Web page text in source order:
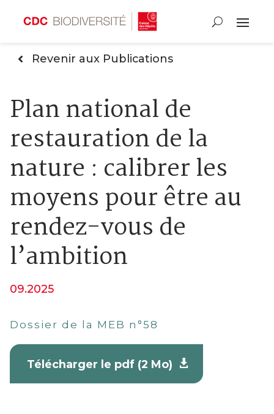
Revenir aux Publications
Plan national de
restauration de la
nature : calibrer les
moyens pour être au
rendez-vous de
l’ambition
09.2025
Dossier de la MEB n°58
Télécharger le pdf (2 Mo)